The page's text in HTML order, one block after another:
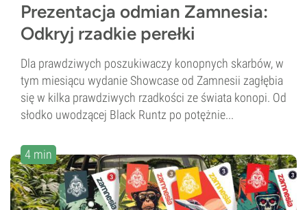
Prezentacja odmian Zamnesia:
Odkryj rzadkie perełki
Dla prawdziwych poszukiwaczy konopnych skarbów, w
tym miesiącu wydanie Showcase od Zamnesii zagłębia
się w kilka prawdziwych rzadkości ze świata konopi. Od
słodko uwodzącej Black Runtz po potężnie...
4 min